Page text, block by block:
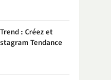
: Créez et
Tendance